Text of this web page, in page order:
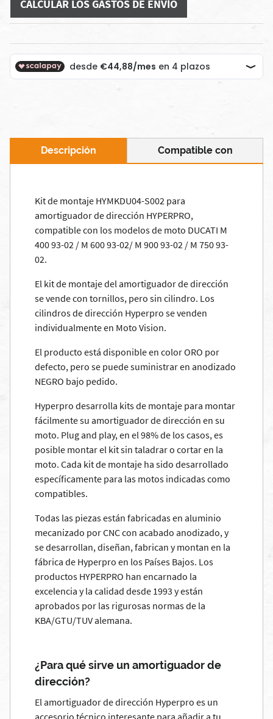
CALCULAR LOS GASTOS DE ENVÍO
Descripción Compatible con
Kit de montaje HYMKDU04-S002 para
amortiguador de dirección HYPERPRO,
compatible con los modelos de moto DUCATI M
400 93-02 / M 600 93-02/ M 900 93-02 / M 750 93-
02.
El kit de montaje del amortiguador de dirección
se vende con tornillos, pero sin cilindro. Los
cilindros de dirección Hyperpro se venden
individualmente en Moto Vision.
El producto está disponible en color ORO por
defecto, pero se puede suministrar en anodizado
NEGRO bajo pedido.
Hyperpro desarrolla kits de montaje para montar
fácilmente su amortiguador de dirección en su
moto. Plug and play, en el 98% de los casos, es
posible montar el kit sin taladrar o cortar en la
moto. Cada kit de montaje ha sido desarrollado
específicamente para las motos indicadas como
compatibles.
Todas las piezas están fabricadas en aluminio
mecanizado por CNC con acabado anodizado, y
se desarrollan, diseñan, fabrican y montan en la
fábrica de Hyperpro en los Países Bajos. Los
productos HYPERPRO han encarnado la
excelencia y la calidad desde 1993 y están
aprobados por las rigurosas normas de la
KBA/GTU/TUV alemana.
¿Para qué sirve un amortiguador de
dirección?
El amortiguador de dirección Hyperpro es un
accesorio técnico interesante para añadir a tu